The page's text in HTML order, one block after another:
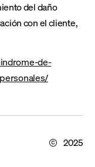
del daño
con el cliente,
de-
2025